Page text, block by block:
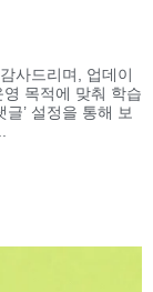
사드리며, 업데이
목적에 맞춰 학습
글’ 설정을 통해 보